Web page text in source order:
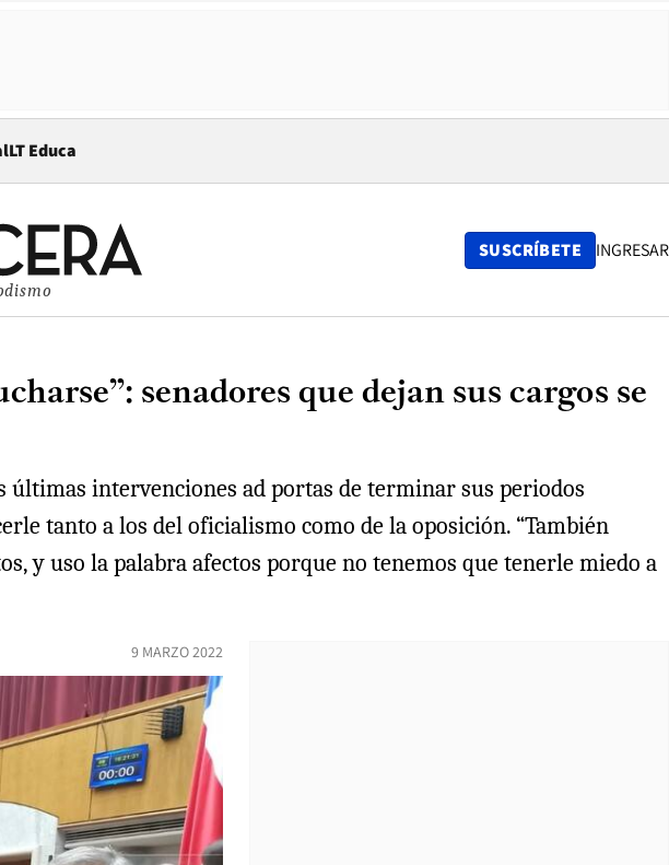
Opens in new window
LT Educa
SUSCRÍBETE INGRESAR
senadores que dejan sus cargos se
intervenciones ad portas de terminar sus periodos
tanto a los del oficialismo como de la oposición. “También
y uso la palabra afectos porque no tenemos que tenerle miedo a
9 MARZO 2022